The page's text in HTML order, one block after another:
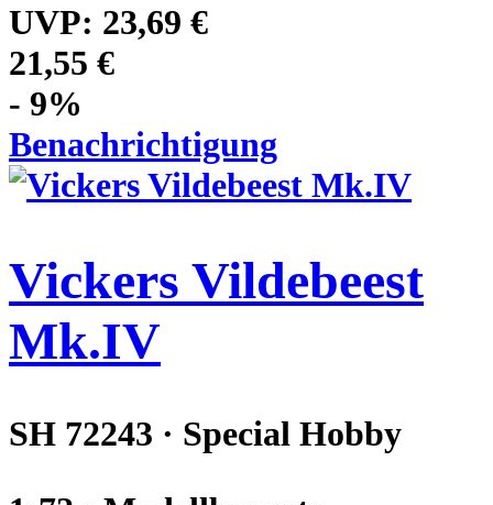
UVP: 23,69 €
21,55 €
- 9%
Benachrichtigung
Vickers Vildebeest
Mk.IV
SH 72243 · Special Hobby